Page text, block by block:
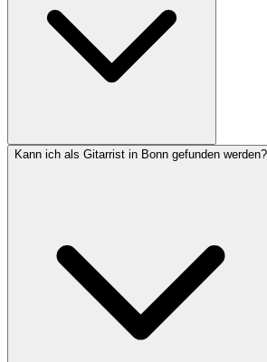
Kann ich als Gitarrist in Bonn gefunden werden?